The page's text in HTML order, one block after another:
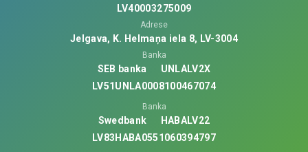
LV40003275009
Adrese
Jelgava, K. Helmaņa iela 8, LV-3004
Banka
SEB banka
UNLALV2X
LV51UNLA0008100467074
Banka
Swedbank
HABALV22
LV83HABA0551060394797